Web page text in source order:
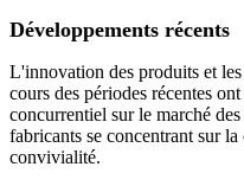
Développements récents
L'innovation des produits et
cours des périodes récentes
concurrentiel sur le marché
fabricants se concentrant sur
convivialité.